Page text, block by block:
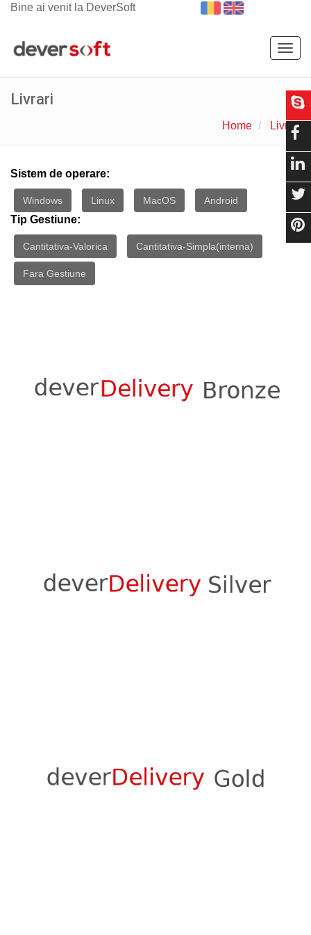
Bine ai venit la DeverSoft
Livrari
Home Livrari
Sistem de operare:
Windows Linux MacOS Android
Tip Gestiune:
Cantitativa-Valorica Cantitativa-Simpla(interna)
Fara Gestiune